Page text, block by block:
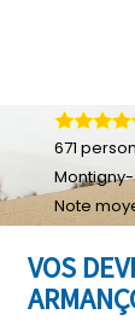
VOS
671
Note